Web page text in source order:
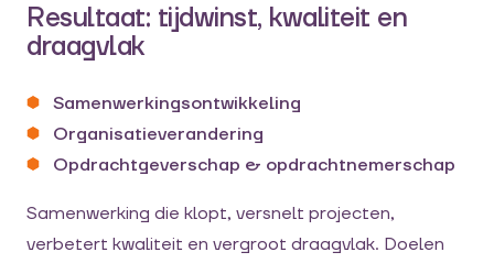
Resultaat: tijdwinst, kwaliteit en
draagvlak
Samenwerkingsontwikkeling
Organisatieverandering
Opdrachtgeverschap & opdrachtnemerschap
Samenwerking die klopt, versnelt projecten,
verbetert kwaliteit en vergroot draagvlak. Doelen